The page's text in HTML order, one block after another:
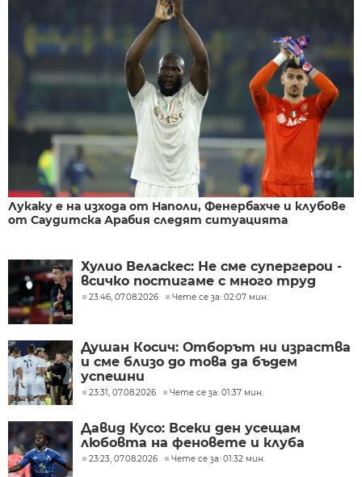
Лукаку е на изхода от Наполи, Фенербахче и клубове
от Саудитска Арабия следят ситуацията
Хулио Веласкес: Не сме супергерои -
всичко постигаме с много труд
23:46, 07.08.2026 Чете се за: 02:07 мин.
Душан Косич: Отборът ни израства
и сме близо до това да бъдем
успешни
23:31, 07.08.2026 Чете се за: 01:37 мин.
Давид Кусо: Всеки ден усещам
любовта на феновете и клуба
23:23, 07.08.2026 Чете се за: 01:32 мин.